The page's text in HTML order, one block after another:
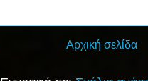
Αρχική σελίδα